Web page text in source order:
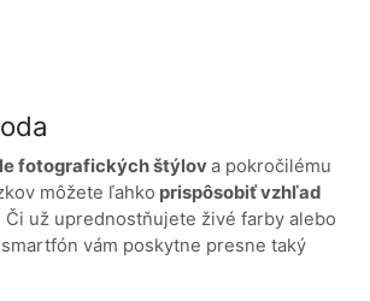
fotografických štýlova pokročilému
môžete ľahko prispôsobiť vzhľad
Či už uprednostňujete živé farby alebo
vám poskytne presne taký